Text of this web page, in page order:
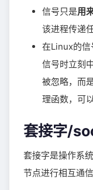
信号只是用
该进程传递
在Linux的信
信号时立刻
被忽略，而
理函数，可
套接字/
套接字是操作系
节点进行相互通信